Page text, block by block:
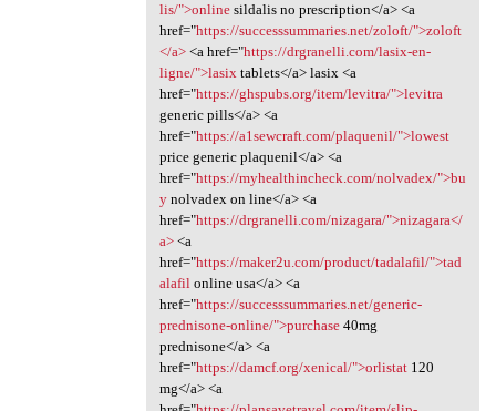
lis/">onlinesildalis no prescription</a> <a
href="https://successsummaries.net/zoloft/">zoloft
</a><a href="https://drgranelli.com/lasix-en-
ligne/">lasixtablets</a> lasix <a
href="https://ghspubs.org/item/levitra/">levitra
generic pills</a> <a
href="https://a1sewcraft.com/plaquenil/">lowest
price generic plaquenil</a> <a
href="https://myhealthincheck.com/nolvadex/">bu
ynolvadex on line</a> <a
href="https://drgranelli.com/nizagara/">nizagara</
a><a
href="https://maker2u.com/product/tadalafil/">tad
alafilonline usa</a> <a
href="https://successsummaries.net/generic-
prednisone-online/">purchase40mg
prednisone</a> <a
href="https://damcf.org/xenical/">orlistat120
mg</a> <a